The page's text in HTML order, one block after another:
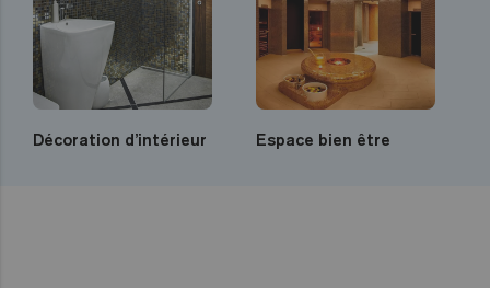
Décoration d’intérieur Espace bien être